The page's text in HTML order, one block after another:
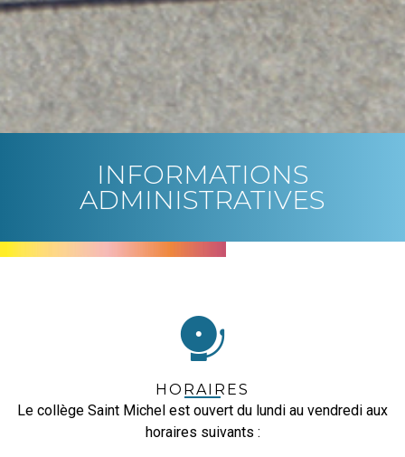
INFORMATIONS
ADMINISTRATIVES
HORAIRES
Le collège Saint Michel est ouvert du lundi au vendredi aux
horaires suivants :